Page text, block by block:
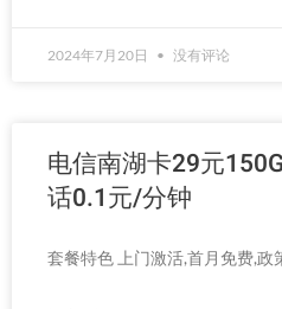
2024年7月20日 没有评论
电信南湖卡29元
话0.1元/分钟
套餐特色 上门激活,首月免费,政